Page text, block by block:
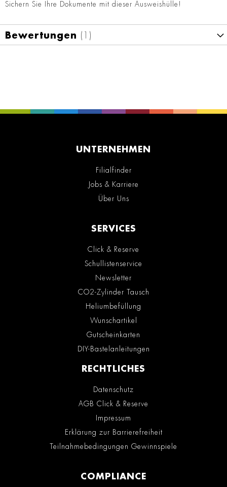
Sichern Sie Ihre Dokumente mit dieser Ausweishülle!
Bewertungen
UNTERNEHMEN
Filialfinder
Jobs & Karriere
Über Uns
SERVICES
Click & Reserve
Schullistenservice
Newsletter
CO2-Zylinder Tausch
Heliumbefüllung
Wunschartikel
Gutscheinkarten
DIY-Bastelanleitungen
RECHTLICHES
Datenschutz
AGB Click & Reserve
Impressum
Erklärung zur Barrierefreiheit
Teilnahmebedingungen Gewinnspiele
COMPLIANCE